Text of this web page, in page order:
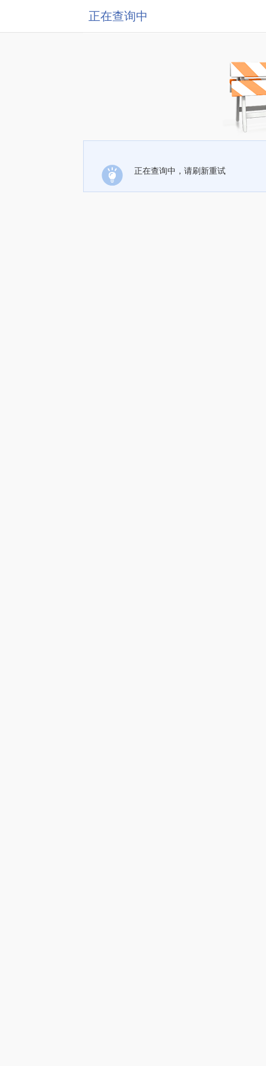
正在查询中
正在查询中，请刷新重试